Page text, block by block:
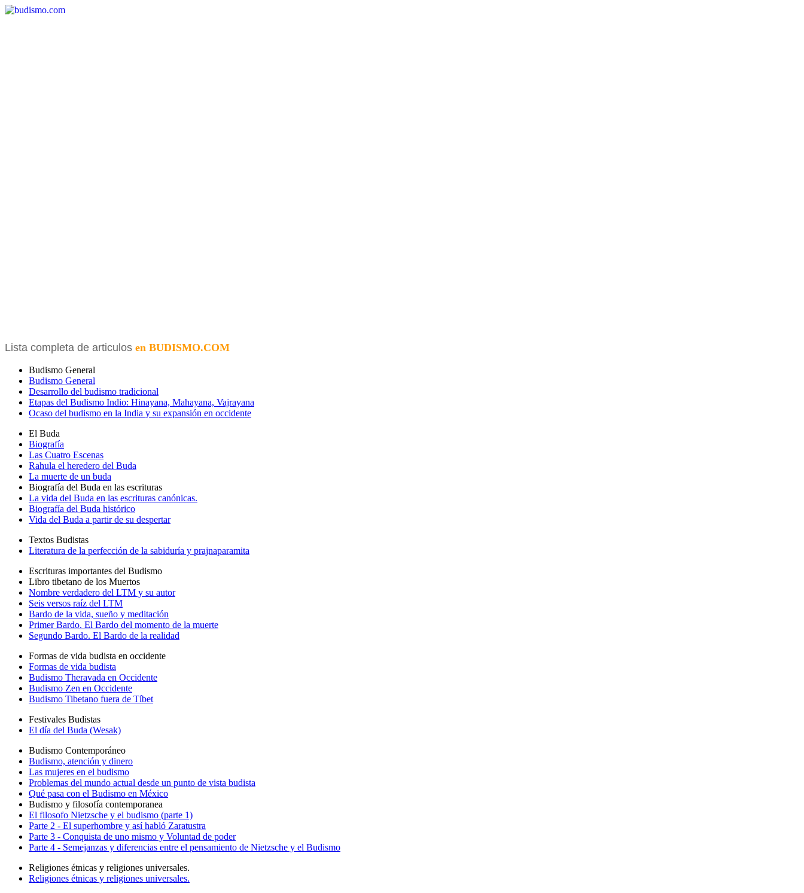
Lista completa de articulos en BUDISMO.COM
Budismo General
Budismo General
Desarrollo del budismo tradicional
Etapas del Budismo Indio: Hinayana, Mahayana, Vajrayana
Ocaso del budismo en la India y su expansión en occidente
El Buda
Biografía
Las Cuatro Escenas
Rahula el heredero del Buda
La muerte de un buda
Biografía del Buda en las escrituras
La vida del Buda en las escrituras canónicas.
Biografía del Buda histórico
Vida del Buda a partir de su despertar
Textos Budistas
Literatura de la perfección de la sabiduría y prajnaparamita
Escrituras importantes del Budismo
Libro tibetano de los Muertos
Nombre verdadero del LTM y su autor
Seis versos raíz del LTM
Bardo de la vida, sueño y meditación
Primer Bardo. El Bardo del momento de la muerte
Segundo Bardo. El Bardo de la realidad
Formas de vida budista en occidente
Formas de vida budista
Budismo Theravada en Occidente
Budismo Zen en Occidente
Budismo Tibetano fuera de Tíbet
Festivales Budistas
El día del Buda (Wesak)
Budismo Contemporáneo
Budismo, atención y dinero
Las mujeres en el budismo
Problemas del mundo actual desde un punto de vista budista
Qué pasa con el Budismo en México
Budismo y filosofía contemporanea
El filosofo Nietzsche y el budismo (parte 1)
Parte 2 - El superhombre y así habló Zaratustra
Parte 3 - Conquista de uno mismo y Voluntad de poder
Parte 4 - Semejanzas y diferencias entre el pensamiento de Nietzsche y el Budismo
Religiones étnicas y religiones universales.
Religiones étnicas y religiones universales.